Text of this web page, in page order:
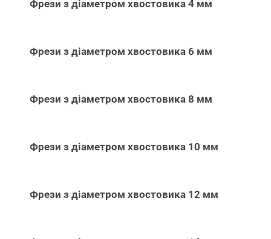
Фрези з діаметром хвостовика 4 мм
Фрези з діаметром хвостовика 6 мм
Фрези з діаметром хвостовика 8 мм
Фрези з діаметром хвостовика 10 мм
Фрези з діаметром хвостовика 12 мм